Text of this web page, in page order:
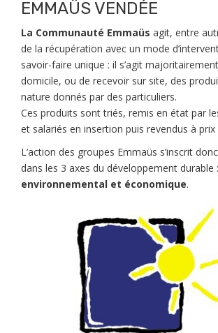
EMMAÜS VENDÉE
La Communauté Emmaüs agit, entre
de la récupération avec un mode
savoir-faire unique : il s’agit
domicile, ou de recevoir sur site, des
nature donnés par des particuliers.
Ces produits sont triés, remis en état par
et salariés en insertion puis revendus à prix
L’action des groupes Emmaüs s’inscrit
dans les 3 axes du développement durable :
environnemental et économique.